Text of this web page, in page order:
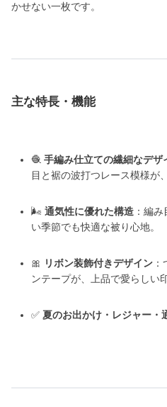
かせない一枚です。
主な特長・機能
🧶 手編み仕立ての繊細なデザ
目と裾の波打つレース模様が
🌬️ 通気性に優れた構造 ：編
い季節でも快適な被り心地。
🎀 リボン装飾付きデザイン
ンテープが、上品で愛らしい
✅ 夏のお出かけ・レジャー・